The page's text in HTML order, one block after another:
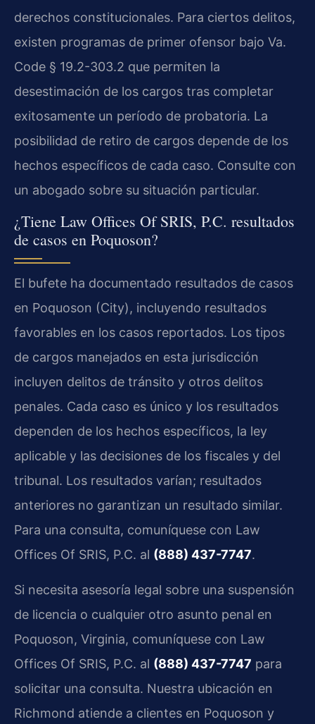
derechos constitucionales. Para ciertos delitos,
existen programas de primer ofensor bajo Va.
Code § 19.2-303.2 que permiten la
desestimación de los cargos tras completar
exitosamente un período de probatoria. La
posibilidad de retiro de cargos depende de los
hechos específicos de cada caso. Consulte con
un abogado sobre su situación particular.
¿Tiene Law Offices Of SRIS, P.C. resultados
de casos en Poquoson?
El bufete ha documentado resultados de casos
en Poquoson (City), incluyendo resultados
favorables en los casos reportados. Los tipos
de cargos manejados en esta jurisdicción
incluyen delitos de tránsito y otros delitos
penales. Cada caso es único y los resultados
dependen de los hechos específicos, la ley
aplicable y las decisiones de los fiscales y del
tribunal. Los resultados varían; resultados
anteriores no garantizan un resultado similar.
Para una consulta, comuníquese con Law
Offices Of SRIS, P.C. al (888) 437-7747.
Si necesita asesoría legal sobre una suspensión
de licencia o cualquier otro asunto penal en
Poquoson, Virginia, comuníquese con Law
Offices Of SRIS, P.C. al (888) 437-7747 para
solicitar una consulta. Nuestra ubicación en
Richmond atiende a clientes en Poquoson y